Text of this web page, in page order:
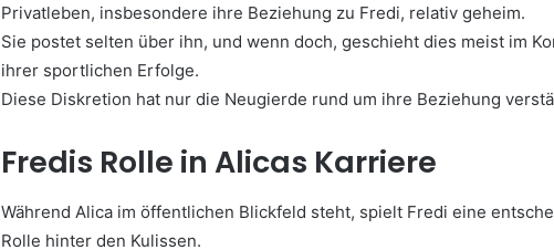
Privatleben, insbesondere ihre Beziehung zu Fredi, relativ geheim.
Sie postet selten über ihn, und wenn doch, geschieht dies meist im
ihrer sportlichen Erfolge.
Diese Diskretion hat nur die Neugierde rund um ihre Beziehung
Fredis Rolle in Alicas Karriere
Während Alica im öffentlichen Blickfeld steht, spielt Fredi eine
Rolle hinter den Kulissen.